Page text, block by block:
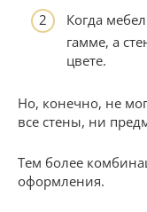
Когда
гамме, а
цвете.
Но, конечно, не
все стены, ни
Тем более
оформления.